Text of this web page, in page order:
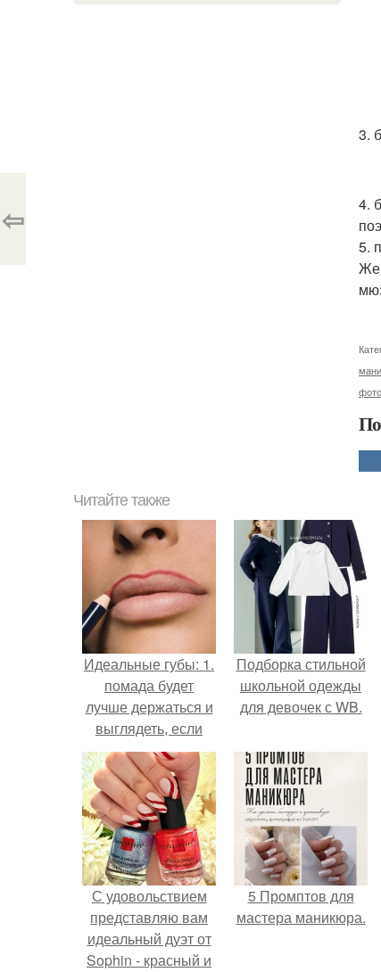
3.
4.
5.
фото
⇦
Читайте также
Идеальные губы: 1.
помада будет
лучше держаться и
выглядеть, если
перед ее
нанесением вы
подготовите губы.
Подборка стильной
школьной одежды
для девочек с WB.
С удовольствием
представляю вам
идеальный дуэт от
Sophin - красный и
5 Промптов для
мастера маникюра.